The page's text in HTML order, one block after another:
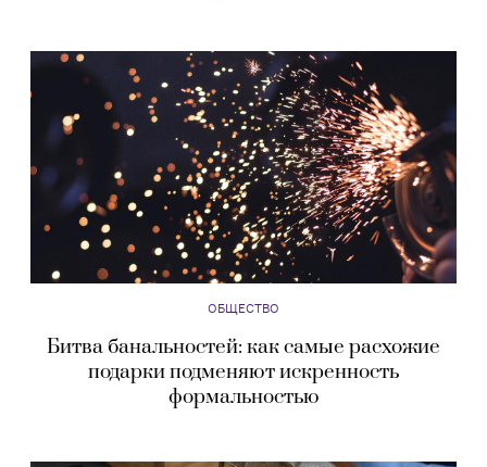
ОБЩЕСТВО
Битва банальностей: как самые расхожие
подарки подменяют искренность
формальностью